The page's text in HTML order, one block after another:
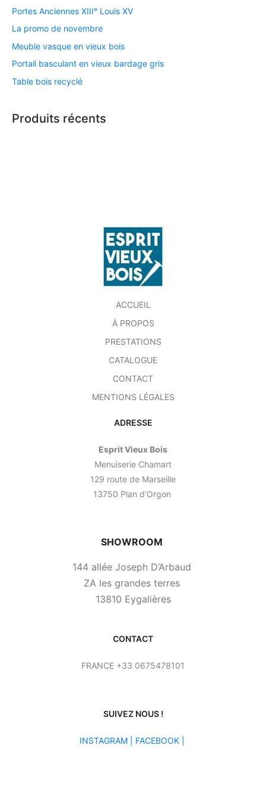
Portes Anciennes XIII° Louis XV
La promo de novembre
Meuble vasque en vieux bois
Portail basculant en vieux bardage gris
Table bois recyclé
Produits récents
ACCUEIL
À PROPOS
PRESTATIONS
CATALOGUE
CONTACT
MENTIONS LÉGALES
ADRESSE
Esprit Vieux Bois
Menuiserie Chamart
129 route de Marseille
13750 Plan d’Orgon
SHOWROOM
144 allée Joseph D’Arbaud
ZA les grandes terres
13810 Eygalières
CONTACT
FRANCE +33 0675478101
SUIVEZ NOUS !
INSTAGRAM| FACEBOOK |